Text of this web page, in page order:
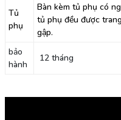
Tủ
phụ
Bàn kèm tủ phụ có
tủ phụ đều được
gập.
bảo
hành
12 tháng